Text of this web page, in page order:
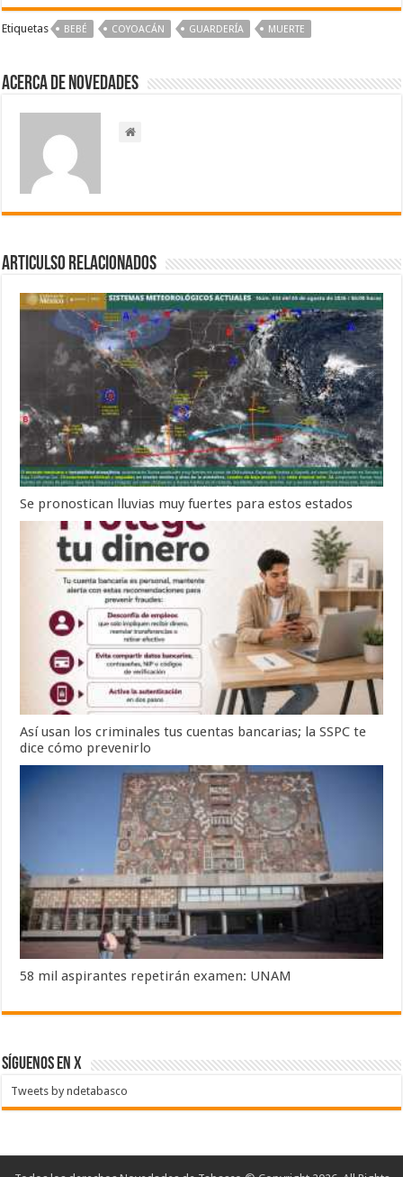
Etiquetas BEBÉ COYOACÁN GUARDERÍA ‪‪MUERTE‬
Acerca de NOVEDADES
Articulso Relacionados
Se pronostican lluvias muy fuertes para estos estados
Así usan los criminales tus cuentas bancarias; la SSPC te
dice cómo prevenirlo
58 mil aspirantes repetirán examen: UNAM
SÍGUENOS EN X
Tweets by ndetabasco